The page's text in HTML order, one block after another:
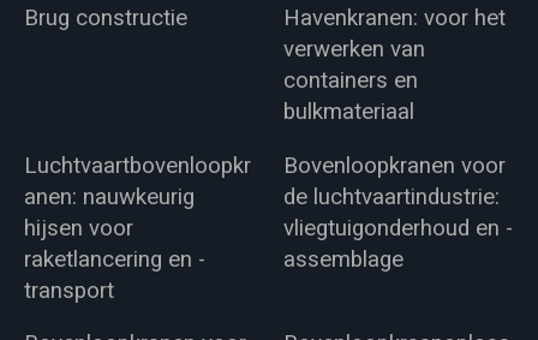
Brug constructie
Havenkranen: voor het
verwerken van
containers en
bulkmateriaal
Luchtvaartbovenloopkr
anen: nauwkeurig
hijsen voor
raketlancering en -
transport
Bovenloopkranen voor
de luchtvaartindustrie:
vliegtuigonderhoud en -
assemblage